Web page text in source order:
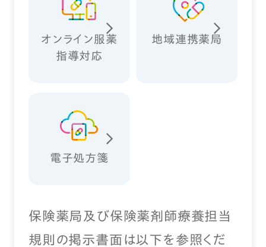
オンライン服薬
指導対応
地域連携薬局
電子処方箋
保険薬局及び保険薬剤師療養担当
規則の掲示書面は以下を参照くだ